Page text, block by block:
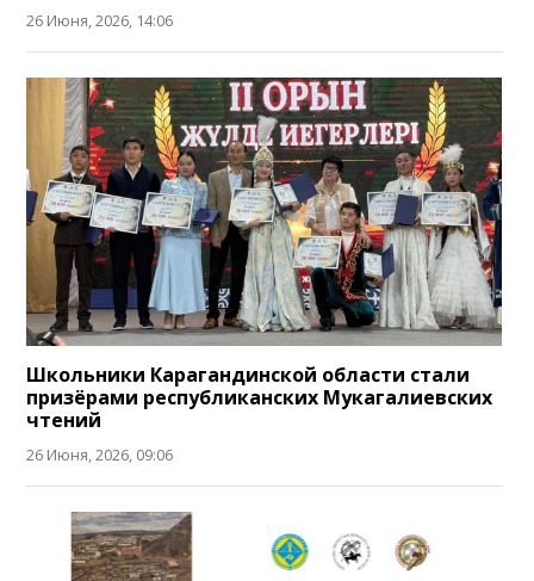
26 Июня, 2026, 14:06
Школьники Карагандинской области стали
призёрами республиканских Мукагалиевских
чтений
26 Июня, 2026, 09:06